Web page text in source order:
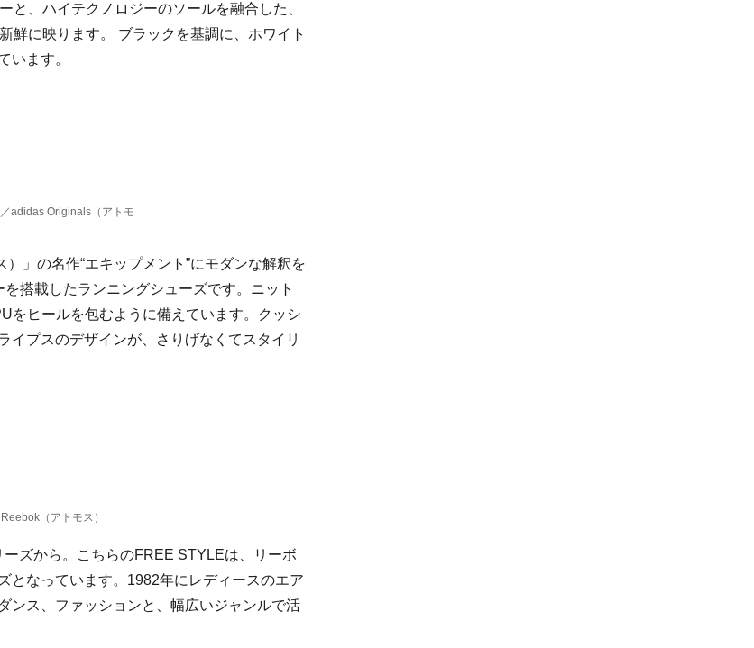
と、ハイテクノロジーのソールを融合した、
鮮に映ります。 ブラックを基調に、ホワイト
います。
adidas Originals（アトモ
」の名作“エキップメント”にモダンな解釈を
搭載したランニングシューズです。ニット
をヒールを包むように備えています。クッシ
イプスのデザインが、さりげなくてスタイリ
（アトモス）
ズから。こちらのFREE STYLEは、リーボ
となっています。1982年にレディースのエア
ンス、ファッションと、幅広いジャンルで活